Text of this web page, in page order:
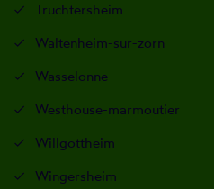
Truchtersheim
Waltenheim-sur-zorn
Wasselonne
Westhouse-marmoutier
Willgottheim
Wingersheim